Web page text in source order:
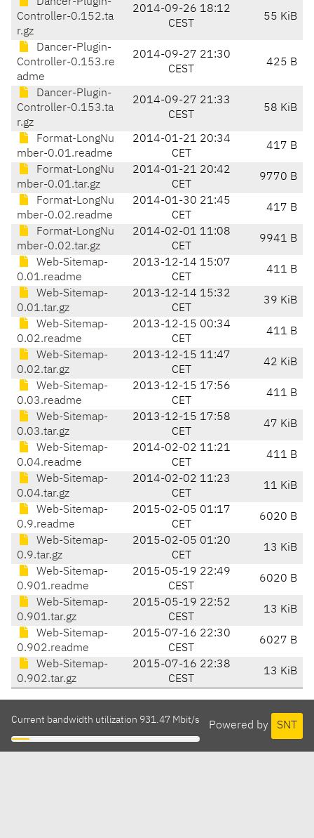
Controller-0.152.ta
r.gz
2014-09-26 18:12
CEST
55 KiB
Dancer-Plugin-
Controller-0.153.re
adme
2014-09-27 21:30
CEST
425 B
Dancer-Plugin-
Controller-0.153.ta
r.gz
2014-09-27 21:33
CEST
58 KiB
Format-LongNu
mber-0.01.readme
2014-01-21 20:34
CET
417 B
Format-LongNu
mber-0.01.tar.gz
2014-01-21 20:42
CET
9770 B
Format-LongNu
mber-0.02.readme
2014-01-30 21:45
CET
417 B
Format-LongNu
mber-0.02.tar.gz
2014-02-01 11:08
CET
9941 B
Web-Sitemap-
0.01.readme
2013-12-14 15:07
CET
411 B
Web-Sitemap-
0.01.tar.gz
2013-12-14 15:32
CET
39 KiB
Web-Sitemap-
0.02.readme
2013-12-15 00:34
CET
411 B
Web-Sitemap-
0.02.tar.gz
2013-12-15 11:47
CET
42 KiB
Web-Sitemap-
0.03.readme
2013-12-15 17:56
CET
411 B
Web-Sitemap-
0.03.tar.gz
2013-12-15 17:58
CET
47 KiB
Web-Sitemap-
0.04.readme
2014-02-02 11:21
CET
411 B
Web-Sitemap-
0.04.tar.gz
2014-02-02 11:23
CET
11 KiB
Web-Sitemap-
0.9.readme
2015-02-05 01:17
CET
6020 B
Web-Sitemap-
0.9.tar.gz
2015-02-05 01:20
CET
13 KiB
Web-Sitemap-
0.901.readme
2015-05-19 22:49
CEST
6020 B
Web-Sitemap-
0.901.tar.gz
2015-05-19 22:52
CEST
13 KiB
Web-Sitemap-
0.902.readme
2015-07-16 22:30
CEST
6027 B
Web-Sitemap-
0.902.tar.gz
2015-07-16 22:38
CEST
13 KiB
Powered by SNT
Current bandwidth utilization 931.47 Mbit/s